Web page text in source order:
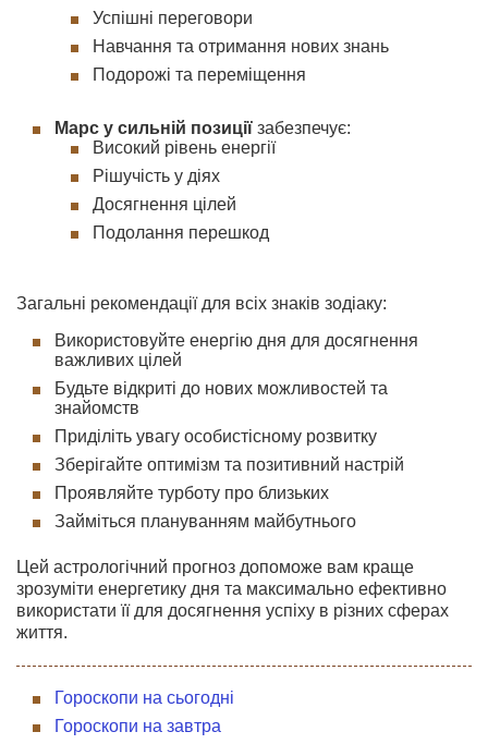
Успішні переговори
Навчання та отримання нових знань
Подорожі та переміщення
Марс у сильній позиції забезпечує:
Високий рівень енергії
Рішучість у діях
Досягнення цілей
Подолання перешкод
Загальні рекомендації для всіх знаків зодіаку:
Використовуйте енергію дня для досягнення
важливих цілей
Будьте відкриті до нових можливостей та
знайомств
Приділіть увагу особистісному розвитку
Зберігайте оптимізм та позитивний настрій
Проявляйте турботу про близьких
Займіться плануванням майбутнього
Цей астрологічний прогноз допоможе вам краще
зрозуміти енергетику дня та максимально ефективно
використати її для досягнення успіху в різних сферах
життя.
Гороскопи на сьогодні
Гороскопи на завтра